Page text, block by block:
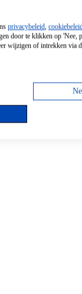
privacybeleid,
door te klikken op 'Nee,
wijzigen of intrekken via